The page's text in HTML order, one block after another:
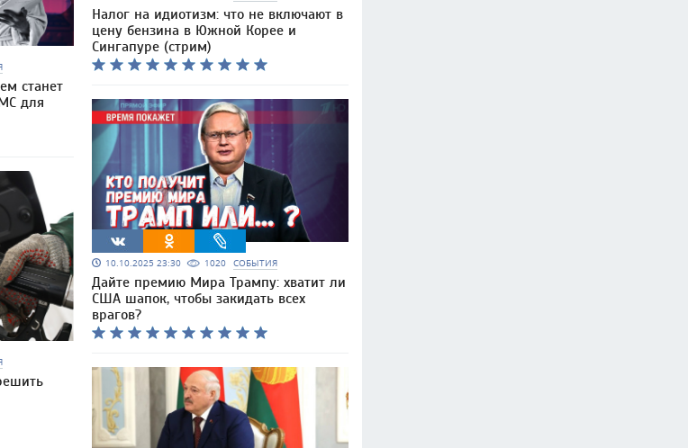
станет
для
Налог на идиотизм: что не включают в
цену бензина в Южной Корее и
Сингапуре (стрим)
10.10.2025 23:30 1020 СОБЫТИЯ
Дайте премию Мира Трампу: хватит ли
США шапок, чтобы закидать всех
врагов?